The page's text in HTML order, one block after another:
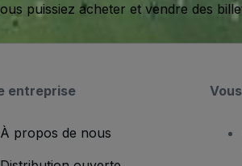
puissiez acheter et vendre des
entreprise
À propos de nous